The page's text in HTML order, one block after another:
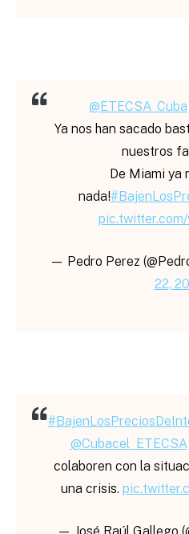
@ETECSA_Cuba
Ya nos han sacado
nuestros
De Miami ya
nada!
— Pedro Perez
22,
@Cubacel_ETECSA
colaboren con la
una crisis.